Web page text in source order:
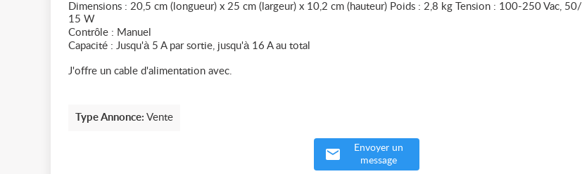
Dimensions : 20,5 cm (longueur) x 25 cm (largeur) x 10,2 cm (hauteur) Poids : 2,8 kg Tension : 100-250 Vac,
15 W
Contrôle : Manuel
Capacité : Jusqu'à 5 A par sortie, jusqu'à 16 A au total
J'offre un cable d'alimentation avec.
Type Annonce: Vente
Envoyer un
message